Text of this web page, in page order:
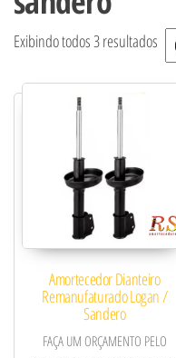
Exibindo todos 3 resultados
Amortecedor Dianteiro
Remanufaturado Logan /
Sandero
FAÇA UM ORÇAMENTO PELO